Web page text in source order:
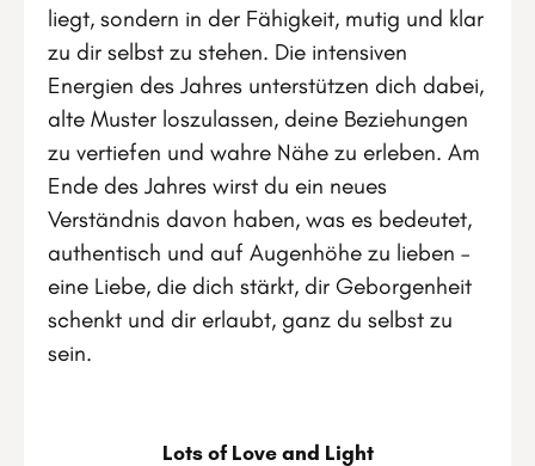
liegt, sondern in der Fähigkeit, mutig und klar
zu dir selbst zu stehen. Die intensiven
Energien des Jahres unterstützen dich dabei,
alte Muster loszulassen, deine Beziehungen
zu vertiefen und wahre Nähe zu erleben. Am
Ende des Jahres wirst du ein neues
Verständnis davon haben, was es bedeutet,
authentisch und auf Augenhöhe zu lieben –
eine Liebe, die dich stärkt, dir Geborgenheit
schenkt und dir erlaubt, ganz du selbst zu
sein.
Lots of Love and Light